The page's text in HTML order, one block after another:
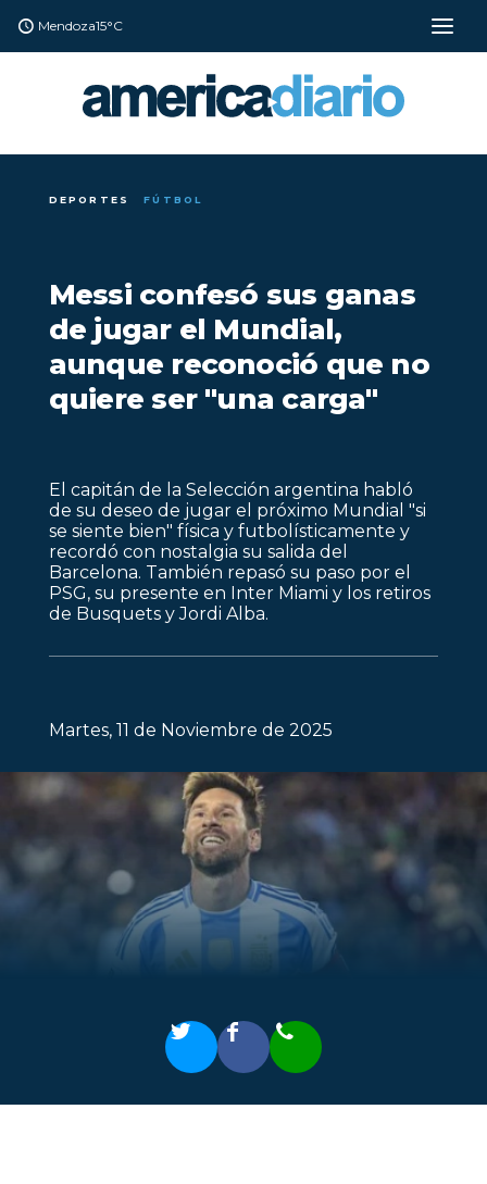
Mendoza15°C
DEPORTES FÚTBOL
Messi confesó sus ganas
de jugar el Mundial,
aunque reconoció que no
quiere ser "una carga"
El capitán de la Selección argentina habló
de su deseo de jugar el próximo Mundial "si
se siente bien" física y futbolísticamente y
recordó con nostalgia su salida del
Barcelona. También repasó su paso por el
PSG, su presente en Inter Miami y los retiros
de Busquets y Jordi Alba.
Martes, 11 de Noviembre de 2025